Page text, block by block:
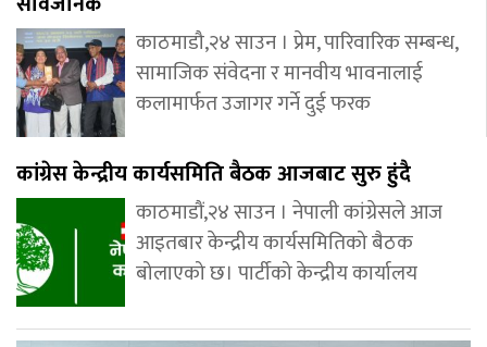
काठमाडौ,२४ साउन । प्रेम, पारिवारिक सम्बन्ध,
सामाजिक संवेदना र मानवीय भावनालाई
कलामार्फत उजागर गर्ने दुई फरक
कांग्रेस केन्द्रीय कार्यसमिति बैठक आजबाट सुरु हुंदै
काठमाडौं,२४ साउन । नेपाली कांग्रेसले आज
आइतबार केन्द्रीय कार्यसमितिको बैठक
बोलाएको छ। पार्टीको केन्द्रीय कार्यालय